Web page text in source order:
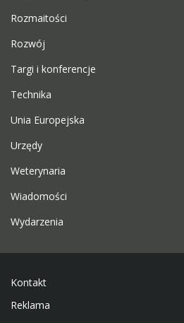
Rozmaitości
Rozwój
Targi i konferencje
Technika
Unia Europejska
Urzędy
Weterynaria
Wiadomości
Wydarzenia
Kontakt
Reklama